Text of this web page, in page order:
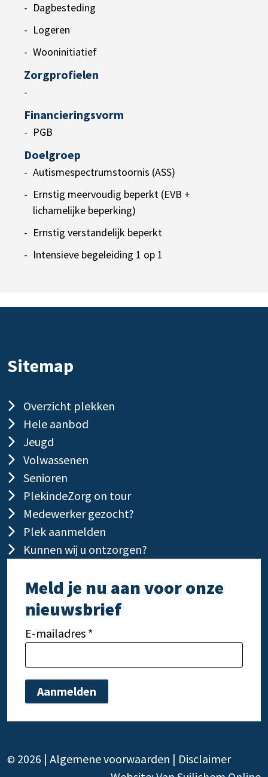
Dagbesteding
Logeren
Wooninitiatief
Zorgprofielen
-
Financieringsvorm
PGB
Doelgroep
Autismespectrumstoornis (ASS)
Ernstig meervoudig beperkt (EVB +
lichamelijke beperking)
Ernstig verstandelijk beperkt
Intensieve begeleiding 1 op 1
Sitemap
Overzicht plekken
Hele aanbod
Jeugd
Volwassenen
Senioren
PlekindeZorg on tour
Medewerker gezocht?
Plek aanmelden
Kunnen wij u ontzorgen?
Meld je nu aan voor onze
nieuwsbrief
E-mailadres *
© 2026 | Algemene voorwaarden | Disclaimer